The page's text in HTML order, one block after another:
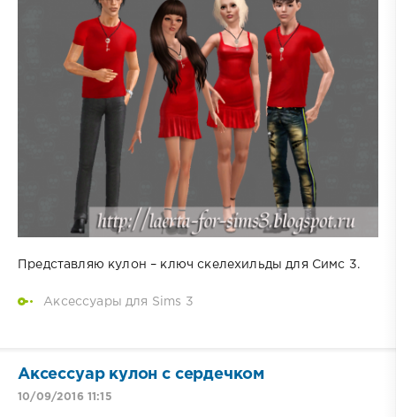
Представляю кулон – ключ скелехильды для Симс 3.
Аксессуары для Sims 3
Аксессуар кулон с сердечком
10/09/2016 11:15